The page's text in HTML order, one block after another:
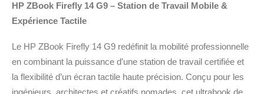
HP ZBook Firefly 14 G9 – Station de Travail Mobile &
Expérience Tactile
Le HP ZBook Firefly 14 G9 redéfinit la mobilité professionnelle
en combinant la puissance d’une station de travail certifiée et
la flexibilité d’un écran tactile haute précision. Conçu pour les